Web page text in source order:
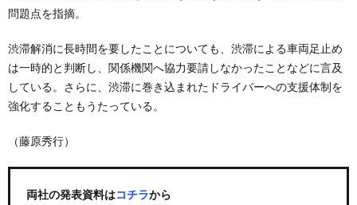
問題点を指摘。
渋滞解消に長時間を要したことについても、渋滞による車両足止め
は一時的と判断し、関係機関へ協力要請しなかったことなどに言及
している。さらに、渋滞に巻き込まれたドライバーへの支援体制を
強化することもうたっている。
（藤原秀行）
両社の発表資料はコチラから